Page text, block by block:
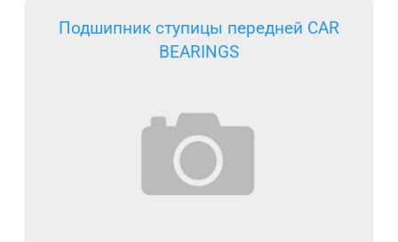
Подшипник ступицы передней CAR
BEARINGS